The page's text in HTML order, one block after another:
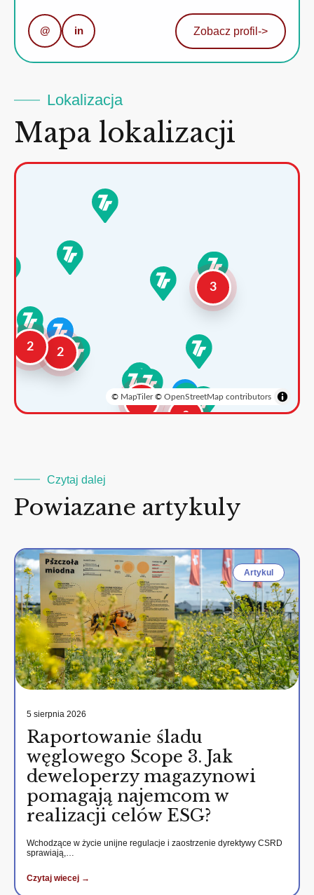
@ in Zobacz profil ->
Lokalizacja
Mapa lokalizacji
2
2
3
2
3
© MapTiler© OpenStreetMap contributors
Czytaj dalej
Powiazane artykuly
Artykul
5 sierpnia 2026
Raportowanie śladu
węglowego Scope 3. Jak
deweloperzy magazynowi
pomagają najemcom w
realizacji celów ESG?
Wchodzące w życie unijne regulacje i zaostrzenie dyrektywy CSRD
sprawiają,…
Czytaj wiecej →